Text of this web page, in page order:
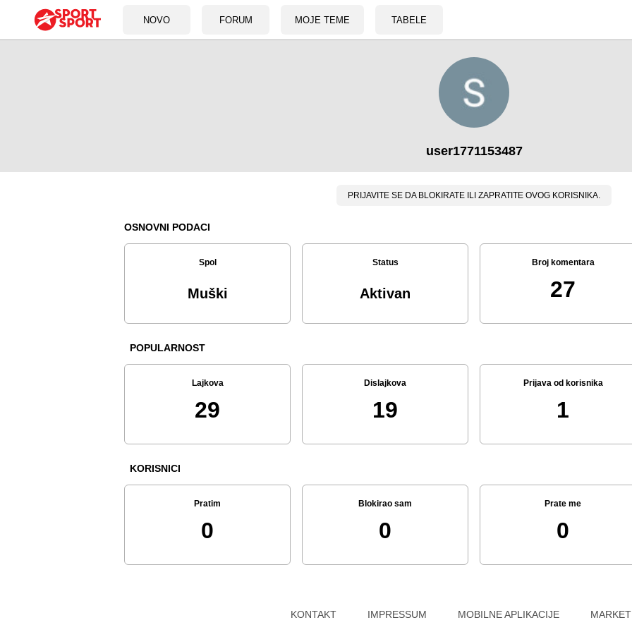
NOVO FORUM MOJE TEME TABELE
user1771153487
PRIJAVITE SE DA BLOKIRATE ILI ZAPRATITE OVOG KORISNIKA.
OSNOVNI PODACI
Spol
Muški
Status
Aktivan
Broj komentara
27
POPULARNOST
Lajkova
29
Dislajkova
19
Prijava od korisnika
1
KORISNICI
Pratim
0
Blokirao sam
0
Prate me
0
KONTAKT IMPRESSUM MOBILNE APLIKACIJE